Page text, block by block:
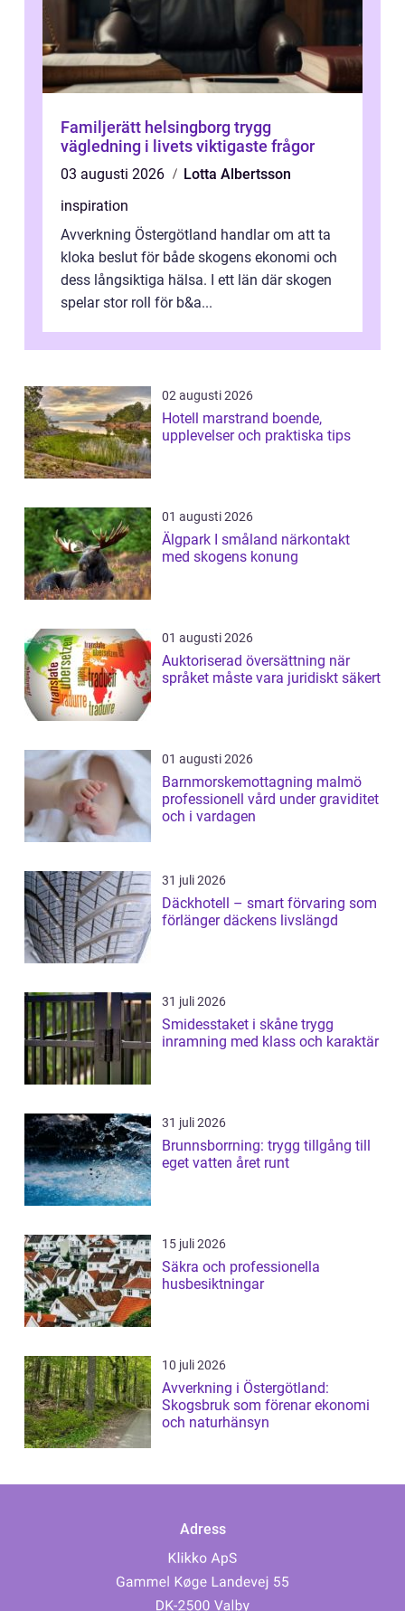
Familjerätt helsingborg trygg
vägledning i livets viktigaste frågor
03 augusti 2026
Lotta Albertsson
inspiration
Avverkning Östergötland handlar om att ta
kloka beslut för både skogens ekonomi och
dess långsiktiga hälsa. I ett län där skogen
spelar stor roll för b&a...
02 augusti 2026
Hotell marstrand boende,
upplevelser och praktiska tips
01 augusti 2026
Älgpark I småland närkontakt
med skogens konung
01 augusti 2026
Auktoriserad översättning när
språket måste vara juridiskt säkert
01 augusti 2026
Barnmorskemottagning malmö
professionell vård under graviditet
och i vardagen
31 juli 2026
Däckhotell – smart förvaring som
förlänger däckens livslängd
31 juli 2026
Smidesstaket i skåne trygg
inramning med klass och karaktär
31 juli 2026
Brunnsborrning: trygg tillgång till
eget vatten året runt
15 juli 2026
Säkra och professionella
husbesiktningar
10 juli 2026
Avverkning i Östergötland:
Skogsbruk som förenar ekonomi
och naturhänsyn
Adress